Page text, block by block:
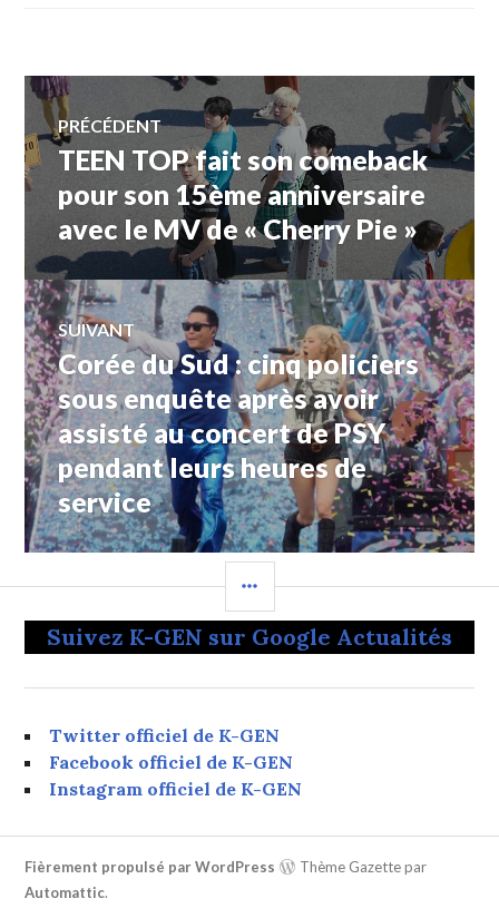
Navigation
de
l’article
PRÉCÉDENT
Article
précédent :
TEEN TOP fait son comeback
pour son 15ème anniversaire
avec le MV de « Cherry Pie »
SUIVANT
Article
Suivant:
Corée du Sud : cinq policiers
sous enquête après avoir
assisté au concert de PSY
pendant leurs heures de
service
LATÉRALE
Suivez K-GEN sur Google Actualités
Twitter officiel de K-GEN
Facebook officiel de K-GEN
Instagram officiel de K-GEN
Fièrement propulsé par WordPress
Thème Gazette par
Automattic.